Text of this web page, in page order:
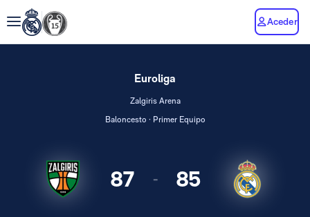
Aceder
Euroliga
Zalgiris Arena
Baloncesto · Primer Equipo
87 - 85